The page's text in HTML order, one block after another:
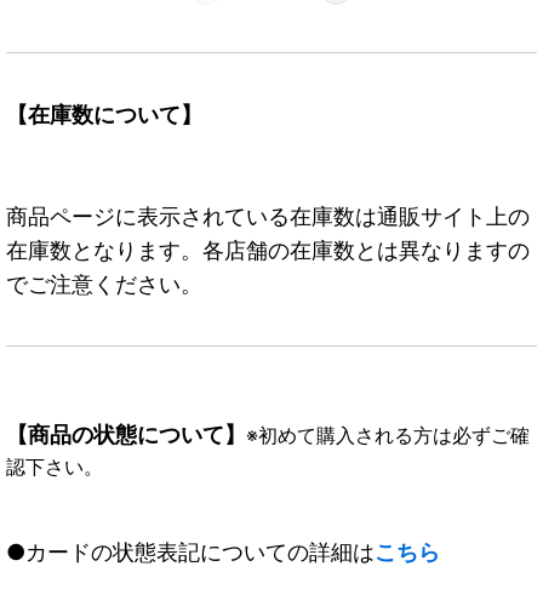
【在庫数について】
商品ページに表示されている在庫数は通販サイト上の
在庫数となります。各店舗の在庫数とは異なりますの
でご注意ください。
【商品の状態について】 ※初めて購入される方は必ずご確
認下さい。
●カードの状態表記についての詳細はこちら